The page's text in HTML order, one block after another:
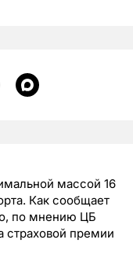
массой 16
Как сообщает
по мнению ЦБ
страховой премии